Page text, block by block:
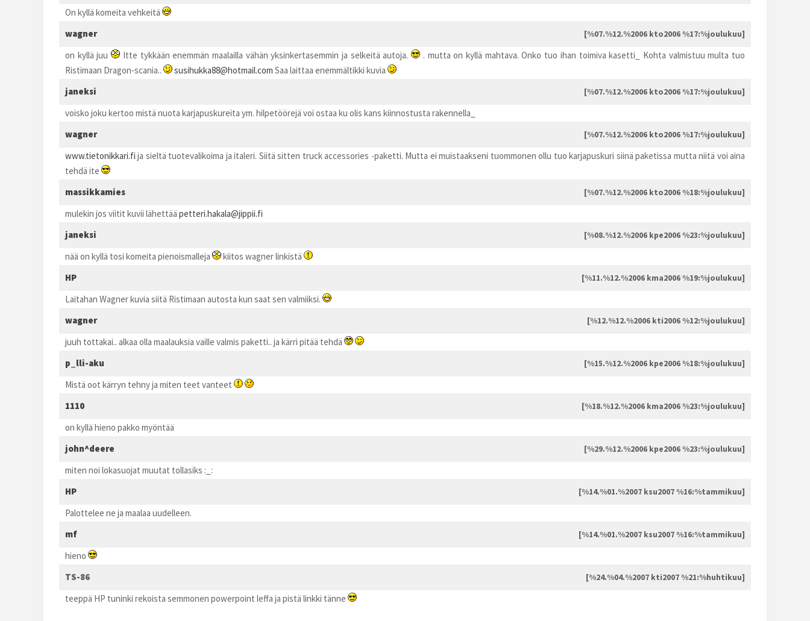
On kyllä komeita vehkeitä
wagner
[%07.%12.%2006 kto2006 %17:%joulukuu]
on kyllä juu Itte tykkään enemmän maalailla vähän yksinkertasemmin ja selkeitä autoja.
. mutta on kyllä mahtava. Onko tuo ihan toimiva kasetti_ Kohta valmistuu multa tuo
Ristimaan Dragon-scania..
susihukka88@hotmail.com Saa laittaa enemmältikki kuvia
janeksi
[%07.%12.%2006 kto2006 %17:%joulukuu]
voisko joku kertoo mistä nuota karjapuskureita ym. hilpetöörejä voi ostaa ku olis kans kiinnostusta rakennella_
wagner
[%07.%12.%2006 kto2006 %17:%joulukuu]
www.tietonikkari.fi ja sieltä tuotevalikoima ja italeri. Siitä sitten truck accessories -paketti. Mutta ei muistaakseni tuommonen ollu tuo karjapuskuri siinä paketissa mutta niitä voi aina
tehdä ite
massikkamies
[%07.%12.%2006 kto2006 %18:%joulukuu]
mulekin jos viitit kuvii lähettää petteri.hakala@jippii.fi
janeksi
[%08.%12.%2006 kpe2006 %23:%joulukuu]
nää on kyllä tosi komeita pienoismalleja
kiitos wagner linkistä
HP
[%11.%12.%2006 kma2006 %19:%joulukuu]
Laitahan Wagner kuvia siitä Ristimaan autosta kun saat sen valmiiksi.
wagner
[%12.%12.%2006 kti2006 %12:%joulukuu]
juuh tottakai.. alkaa olla maalauksia vaille valmis paketti.. ja kärri pitää tehdä
p_lli-aku
[%15.%12.%2006 kpe2006 %18:%joulukuu]
Mistä oot kärryn tehny ja miten teet vanteet
1110
[%18.%12.%2006 kma2006 %23:%joulukuu]
on kyllä hieno pakko myöntää
john^deere
[%29.%12.%2006 kpe2006 %23:%joulukuu]
miten noi lokasuojat muutat tollasiks :_:
HP
[%14.%01.%2007 ksu2007 %16:%tammikuu]
Palottelee ne ja maalaa uudelleen.
mf
[%14.%01.%2007 ksu2007 %16:%tammikuu]
hieno
TS-86
[%24.%04.%2007 kti2007 %21:%huhtikuu]
teeppä HP tuninki rekoista semmonen powerpoint leffa ja pistä linkki tänne